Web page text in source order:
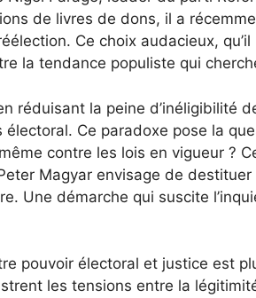
de livres de dons, il a
Ce choix audacieux,
la tendance populiste qui
réduisant la peine d’inéligibilité
Ce paradoxe pose la
contre les lois en vigueur ?
Magyar envisage de
Une démarche qui suscite
pouvoir électoral et justice est
les tensions entre la